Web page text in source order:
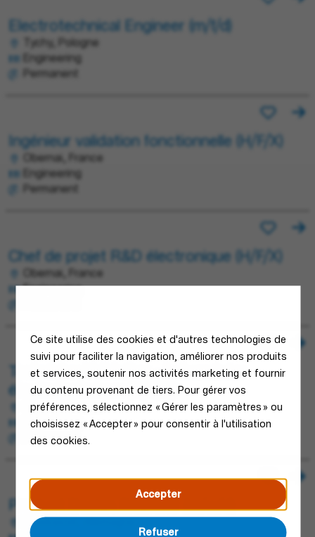
Ce site utilise des cookies et d'autres technologies de
suivi pour faciliter la navigation, améliorer nos produits
et services, soutenir nos activités marketing et fournir
du contenu provenant de tiers. Pour gérer vos
préférences, sélectionnez « Gérer les paramètres » ou
choisissez « Accepter » pour consentir à l'utilisation
des cookies.
Accepter
Refuser
Electrotechnical Engineer (m/f/d)
Tychy, Pologne
Engineering
Permanent
Ingénieur validation fonctionnelle (H/F/X)
Obernai, France
Engineering
Permanent
Chef de projet R&D électronique (H/F/X)
Obernai, France
Engineering
Technicien Validation - Laboratoire
électrotechnique (H/F/X)
Obernai, France
Engineering
Permanent
Product Design Engineer (m/w/d)
Blieskastel, Allemagne